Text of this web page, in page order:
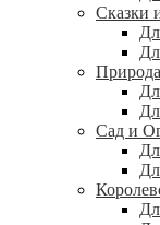
Сказки
Сад и